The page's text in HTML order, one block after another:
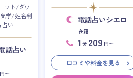
ット/ダウ
学/姓名判
い
話占い
円〜
電話占いシエロ
在籍
1 分 209 円〜
口コミや料金を見る